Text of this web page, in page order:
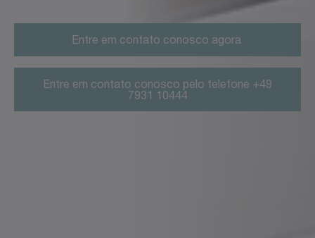
Entre em contato conosco agora
Entre em contato conosco pelo telefone +49
7931 10444